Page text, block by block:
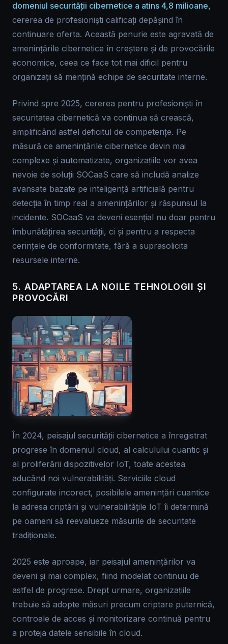
domeniul securității cibernetice a atins 4,8 milioane,
cererea de profesioniști calificați depășind în
continuare oferta. Această penurie este agravată de
amenințările cibernetice în creștere și de provocările
economice, ceea ce face tot mai dificil pentru
organizații să mențină echipe de securitate interne.
Privind spre 2025, cererea pentru profesioniști în
securitatea cibernetică va continua să crească,
amplificând astfel deficitul de competențe. Pe
măsură ce amenințările cibernetice devin mai
complexe și automatizate, organizațiile vor avea
nevoie de soluții SOCaaS care să includă analize
avansate bazate pe inteligență artificială pentru
detecția în timp real a amenințărilor și răspunsul la
incidente. SOCaaS va deveni esențial nu doar pentru
îmbunătățirea securității, ci și pentru a respecta
cerințele de conformitate, fără a suprasolicita
resursele interne.
5. ADAPTAREA LA NOILE TEHNOLOGII ȘI
PROVOCĂRI
În 2024, peisajul securității cibernetice a înregistrat
progrese în domeniul cloud, al calculului cuantic și
al proliferării dispozitivelor IoT, toate acestea
aducând noi vulnerabilități. Serviciile cloud
configurate incorect, posibilele amenințări cuantice
la adresa criptării și vulnerabilitățile IoT îi determină
pe oameni să reevalueze măsurile de securitate
tradiționale.
2025 este aproape, iar peisajul amenințărilor va
deveni și mai complex, fiind modelat continuu de
astfel de progrese. Drept urmare, organizațiile
trebuie să adopte măsuri precum criptare puternică,
controale de acces și monitorizare continuă pentru
a proteja datele sensibile în cloud.